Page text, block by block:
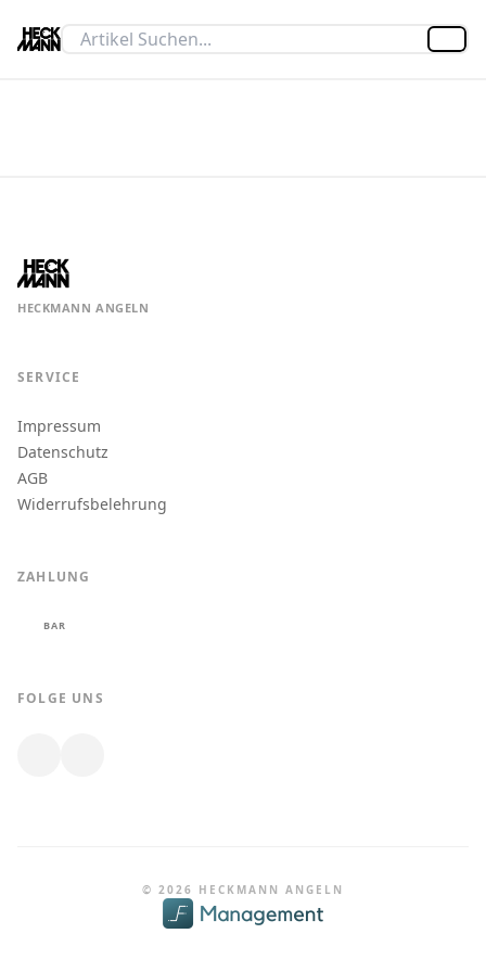
HECKMANN ANGELN
SERVICE
Impressum
Datenschutz
AGB
Widerrufsbelehrung
ZAHLUNG
BAR
FOLGE UNS
© 2026 HECKMANN ANGELN